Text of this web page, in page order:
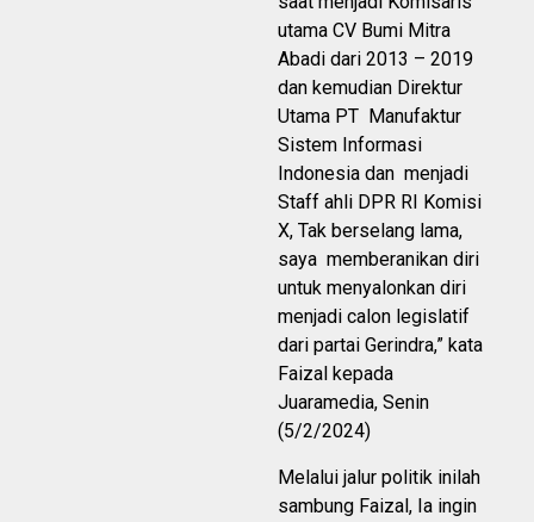
utama CV Bumi Mitra
Abadi dari 2013 – 2019
dan kemudian Direktur
Utama PT Manufaktur
Sistem Informasi
Indonesia dan menjadi
Staff ahli DPR RI Komisi
X, Tak berselang lama,
saya memberanikan diri
untuk menyalonkan diri
menjadi calon legislatif
dari partai Gerindra,” kata
Faizal kepada
Juaramedia, Senin
(5/2/2024)
Melalui jalur politik inilah
sambung Faizal, Ia ingin